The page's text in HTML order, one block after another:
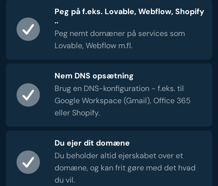
Peg på f.eks. Lovable, Webflow, Shopify
..
Peg nemt domæner på services som
Lovable, Webflow m.fl.
Nem DNS opsætning
Brug en DNS-konfiguration - f.eks. til
Google Workspace (Gmail), Office 365
eller Shopify.
Du ejer dit domæne
Du beholder altid ejerskabet over et
domæne, og kan frit gøre med det hvad
du vil.